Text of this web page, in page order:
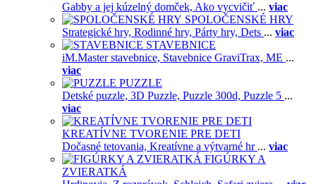
Gabby a jej kúzelný domček, Ako vycvičiť ... viac
SPOLOČENSKÉ HRY
Strategické hry, Rodinné hry, Párty hry, Dets ... viac
STAVEBNICE
iM.Master stavebnice, Stavebnice GraviTrax, ME ...
viac
PUZZLE
Detské puzzle, 3D Puzzle, Puzzle 300d, Puzzle 5 ...
viac
KREATÍVNE TVORENIE PRE DETI
Dočasné tetovania, Kreatívne a výtvarné hr ... viac
FIGÚRKY A
ZVIERATKÁ